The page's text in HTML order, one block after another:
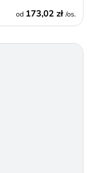
od 173,02 zł /os.